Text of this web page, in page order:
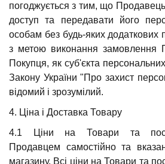
погоджується з тим, що
доступ та передавати його
особам без будь-яких додаткових
з метою виконання замовлення
Покупця, як суб'єкта
Закону України "Про захист
відомий і зрозумілий.
4. Ціна і Доставка Товару
4.1 Ціни на Товари та
Продавцем самостійно та
магазину. Всі ціни на Товари та